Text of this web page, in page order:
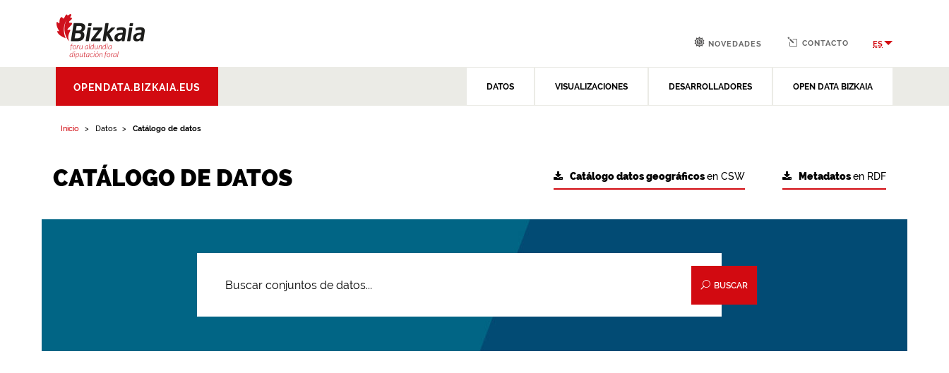
Aldundia.Diputacion
Foral de Bizkaia
OPENDATA.BIZKAIA.EUS DATOS VISUALIZACIONES DESARROLLADORES OPEN DATA BIZKAIA
NOVEDADES CONTACTO ES
Inicio Datos Catálogo de datos
CATÁLOGO DE DATOS Metadatosen RDF
Catálogo datos geográficosen CSW
BUSCAR